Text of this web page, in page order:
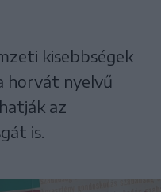
kisebbségek
horvát nyelvű
az
is.